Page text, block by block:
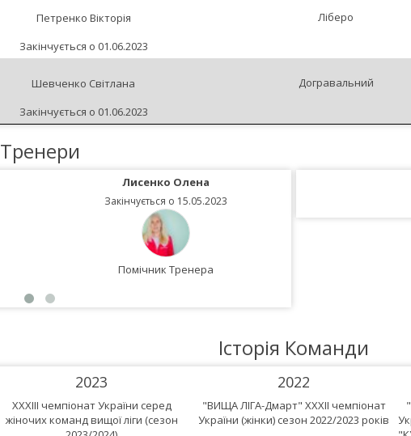
Петренко Вікторія
Закінчується о 01.06.2023
Ліберо
Шевченко Світлана
Закінчується о 01.06.2023
Догравальний
Тренери
Лисенко Олена
Закінчується о 15.05.2023
Помічник Тренера
Історія Команди
2023
XXXIII чемпіонат України серед
жіночих команд вищої ліги (сезон
2022
"ВИЩА ЛІГА-Дмарт" XXXII чемпіонат
України (жінки) сезон 2022/2023 років